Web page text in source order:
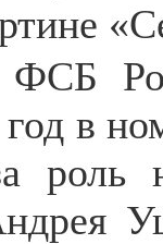
год в
роль